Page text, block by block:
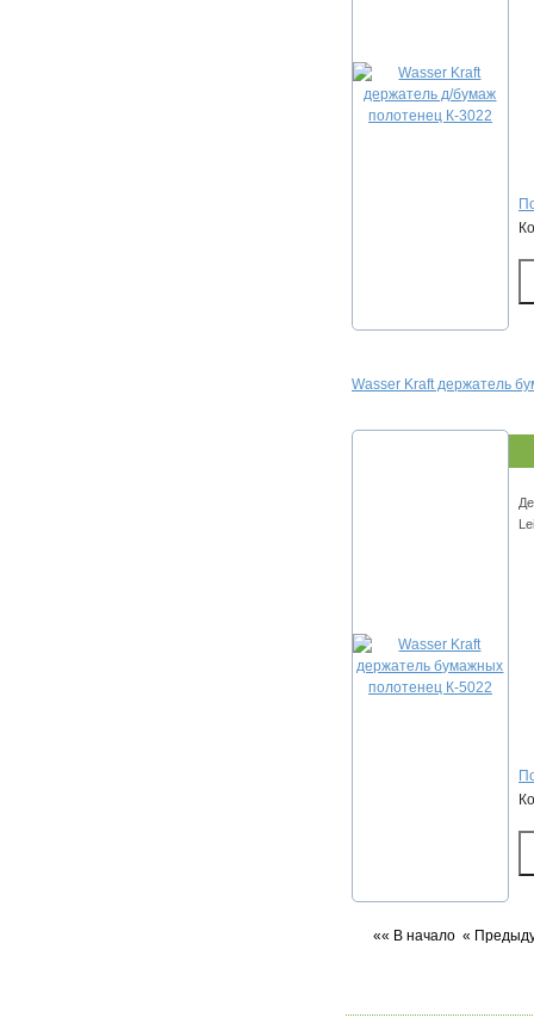
Wasser Kraft держатель
«« В начало «